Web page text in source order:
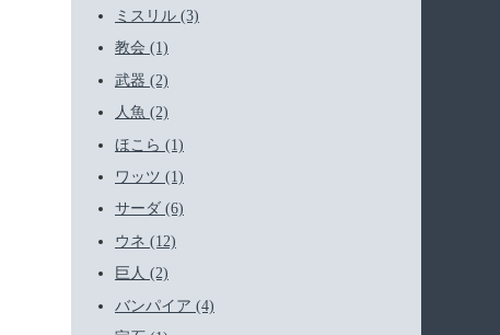
ミスリル (3)
教会 (1)
武器 (2)
人魚 (2)
ほこら (1)
ワッツ (1)
サーダ (6)
ウネ (12)
巨人 (2)
バンパイア (4)